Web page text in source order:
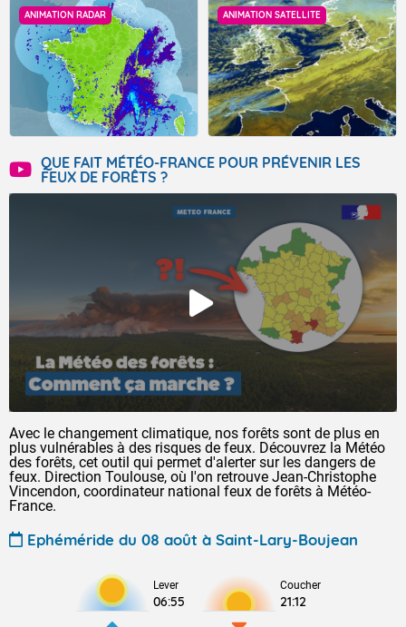
ANIMATION RADAR ANIMATION SATELLITE
QUE FAIT MÉTÉO-FRANCE POUR PRÉVENIR LES
FEUX DE FORÊTS ?
Avec le changement climatique, nos forêts sont de plus en
plus vulnérables à des risques de feux. Découvrez la Météo
des forêts, cet outil qui permet d'alerter sur les dangers de
feux. Direction Toulouse, où l'on retrouve Jean-Christophe
Vincendon, coordinateur national feux de forêts à Météo-
France.
Ephéméride du 08 août à Saint-Lary-Boujean
Lever
06:55
Coucher
21:12